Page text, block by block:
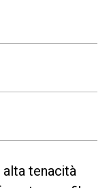
tenacità